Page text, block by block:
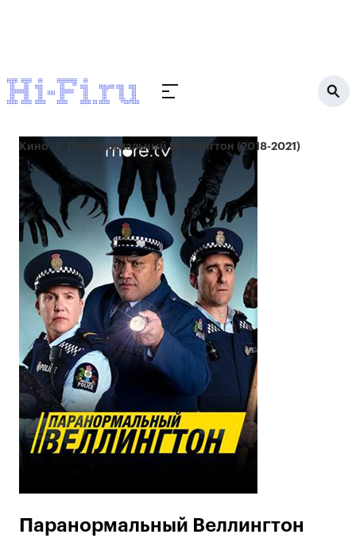
Кино Паранормальный Веллингтон (2018-2021)
Паранормальный Веллингтон